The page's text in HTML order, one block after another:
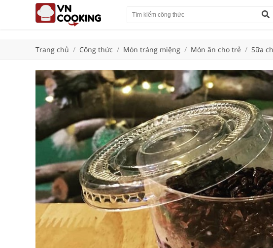
Trang chủ / Công thức / Món tráng miệng / Món ăn cho trẻ / Sữa